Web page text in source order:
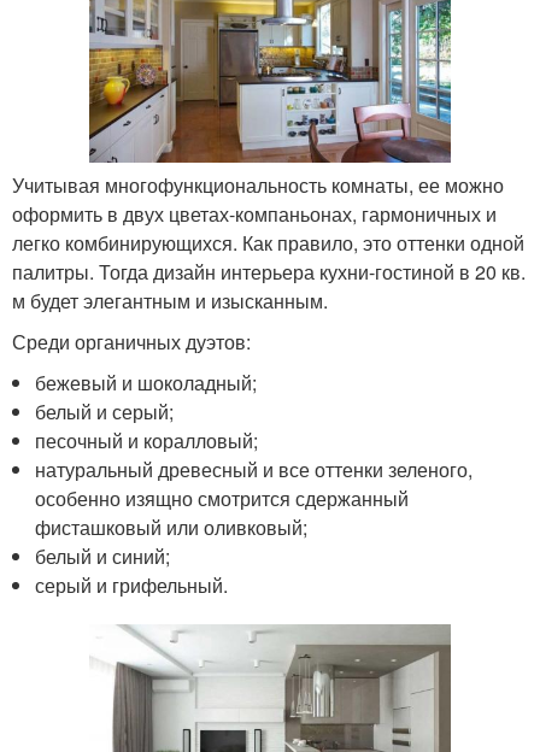
Учитывая многофункциональность комнаты, ее можно
оформить в двух цветах-компаньонах, гармоничных и
легко комбинирующихся. Как правило, это оттенки одной
палитры. Тогда дизайн интерьера кухни-гостиной в 20 кв.
м будет элегантным и изысканным.
Среди органичных дуэтов:
бежевый и шоколадный;
белый и серый;
песочный и коралловый;
натуральный древесный и все оттенки зеленого,
особенно изящно смотрится сдержанный
фисташковый или оливковый;
белый и синий;
серый и грифельный.